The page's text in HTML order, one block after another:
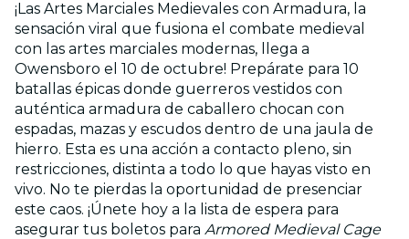
¡Las Artes Marciales Medievales con Armadura, la
sensación viral que fusiona el combate medieval
con las artes marciales modernas, llega a
Owensboro el 10 de octubre! Prepárate para 10
batallas épicas donde guerreros vestidos con
auténtica armadura de caballero chocan con
espadas, mazas y escudos dentro de una jaula de
hierro. Esta es una acción a contacto pleno, sin
restricciones, distinta a todo lo que hayas visto en
vivo. No te pierdas la oportunidad de presenciar
este caos. ¡Únete hoy a la lista de espera para
asegurar tus boletos para Armored Medieval Cage